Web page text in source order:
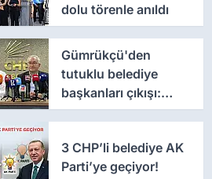
dolu törenle anıldı
Gümrükçü'den
tutuklu belediye
başkanları çıkışı:
'Yıllarca iddianame
3 CHP’li belediye AK
Parti’ye geçiyor!